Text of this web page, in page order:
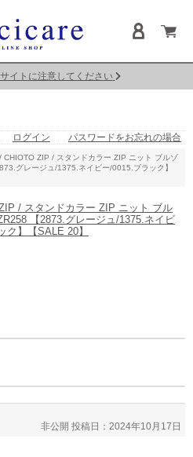
イトに注意してください
ログイン パスワードをお忘れの場合
CHIOTO ZIP / スタンドカラー ZIP ニット ブルゾ
グレージュ/1375.ネイビー/0015.ブラック】
/ スタンドカラー ZIP ニット ブル
【2873.グレージュ/1375.ネイビ
ク】【SALE 20】
非公開 投稿日：2024年10月17日